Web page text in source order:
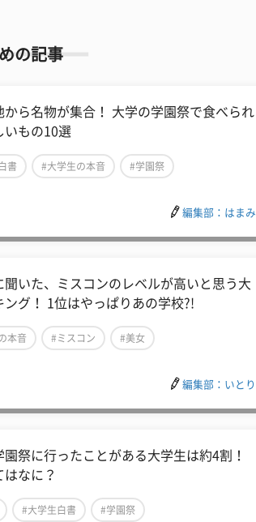
の記事
から名物が集合！ 大学の学園祭で食べられ
いもの10選
書 #大学生の本音 #学園祭
編集部：はまみ
聞いた、ミスコンのレベルが高いと思う大
ング！ 1位はやっぱりあの学校?!
本音 #ミスコン #美女
編集部：いとり
園祭に行ったことがある大学生は約4割！
はなに？
#大学生白書 #学園祭